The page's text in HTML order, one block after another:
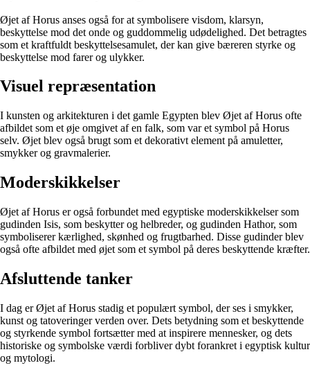
Øjet af Horus anses også for at symbolisere visdom, klarsyn,
beskyttelse mod det onde og guddommelig udødelighed. Det betragtes
som et kraftfuldt beskyttelsesamulet, der kan give bæreren styrke og
beskyttelse mod farer og ulykker.
Visuel repræsentation
I kunsten og arkitekturen i det gamle Egypten blev Øjet af Horus ofte
afbildet som et øje omgivet af en falk, som var et symbol på Horus
selv. Øjet blev også brugt som et dekorativt element på amuletter,
smykker og gravmalerier.
Moderskikkelser
Øjet af Horus er også forbundet med egyptiske moderskikkelser som
gudinden Isis, som beskytter og helbreder, og gudinden Hathor, som
symboliserer kærlighed, skønhed og frugtbarhed. Disse gudinder blev
også ofte afbildet med øjet som et symbol på deres beskyttende kræfter.
Afsluttende tanker
I dag er Øjet af Horus stadig et populært symbol, der ses i smykker,
kunst og tatoveringer verden over. Dets betydning som et beskyttende
og styrkende symbol fortsætter med at inspirere mennesker, og dets
historiske og symbolske værdi forbliver dybt forankret i egyptisk kultur
og mytologi.